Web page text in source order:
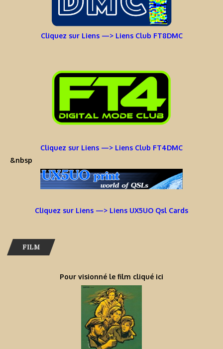
Cliquez sur Liens —> Liens Club FT8DMC
Cliquez sur Liens —> Liens Club FT4DMC
&nbsp
Cliquez sur Liens —> Liens UX5UO Qsl Cards
FILM
Pour visionné le film cliqué ici